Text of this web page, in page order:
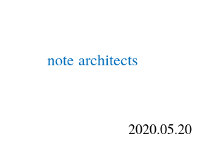
note architects
2020.05.20